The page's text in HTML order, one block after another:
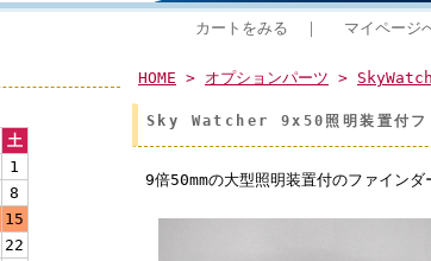
カートをみる ｜ マイページ
土
1
8
15
22
HOME > オプションパーツ >
Sky Watcher 9x50照明装置付ファ
9倍50mmの大型照明装置付のファインダ